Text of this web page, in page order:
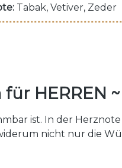
Tabak, Vetiver, Zeder
HERREN
ist. In der
nicht nur die